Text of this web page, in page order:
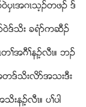
ၚအဂၚသ့ဥတဖဥ ဒ္
ဒ္သိး ခရံဏကဆီဥ
ႈအဂီႈနဥ့လီၚ။ ဘဥ
ဒ္သိးလိဏအသးဒီး
ဥ့လီၚ။ ပႈပါ